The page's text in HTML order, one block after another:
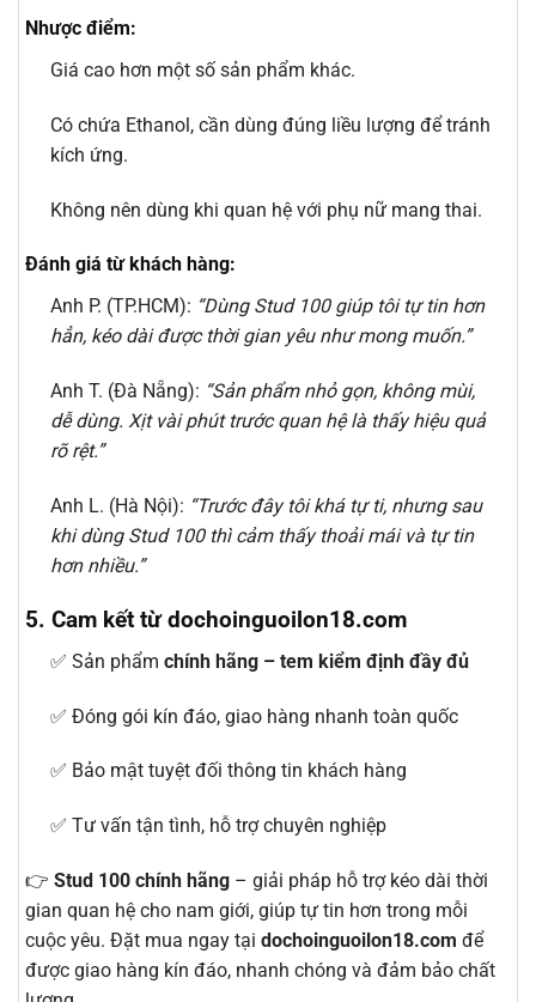
Nhược điểm:
Giá cao hơn một số sản phẩm khác.
Có chứa Ethanol, cần dùng đúng liều lượng để tránh
kích ứng.
Không nên dùng khi quan hệ với phụ nữ mang thai.
Đánh giá từ khách hàng:
Anh P. (TP.HCM): “Dùng Stud 100 giúp tôi tự tin hơn
hẳn, kéo dài được thời gian yêu như mong muốn.”
Anh T. (Đà Nẵng): “Sản phẩm nhỏ gọn, không mùi,
dễ dùng. Xịt vài phút trước quan hệ là thấy hiệu quả
rõ rệt.”
Anh L. (Hà Nội): “Trước đây tôi khá tự ti, nhưng sau
khi dùng Stud 100 thì cảm thấy thoải mái và tự tin
hơn nhiều.”
5. Cam kết từ dochoinguoilon18.com
✅ Sản phẩm chính hãng – tem kiểm định đầy đủ
✅ Đóng gói kín đáo, giao hàng nhanh toàn quốc
✅ Bảo mật tuyệt đối thông tin khách hàng
✅ Tư vấn tận tình, hỗ trợ chuyên nghiệp
👉 Stud 100 chính hãng – giải pháp hỗ trợ kéo dài thời
gian quan hệ cho nam giới, giúp tự tin hơn trong mỗi
cuộc yêu. Đặt mua ngay tại dochoinguoilon18.com để
được giao hàng kín đáo, nhanh chóng và đảm bảo chất